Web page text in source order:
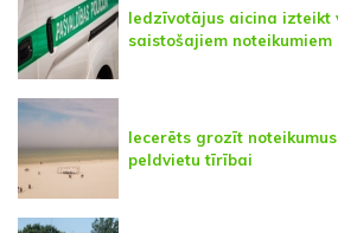
Iedzīvotājus aicina izteikt
saistošajiem noteikumiem
Iecerēts grozīt
peldvietu tīrībai